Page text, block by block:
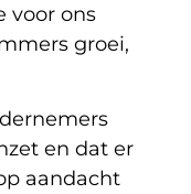
voor ons
groei,
en dat er
aandacht